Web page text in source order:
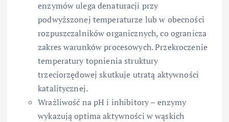
enzymów ulega denaturacji przy
podwyższonej temperaturze lub w obecności
rozpuszczalników organicznych, co ogranicza
zakres warunków procesowych. Przekroczenie
temperatury topnienia struktury
trzeciorzędowej skutkuje utratą aktywności
katalitycznej.
Wrażliwość na pH i inhibitory – enzymy
wykazują optima aktywności w wąskich